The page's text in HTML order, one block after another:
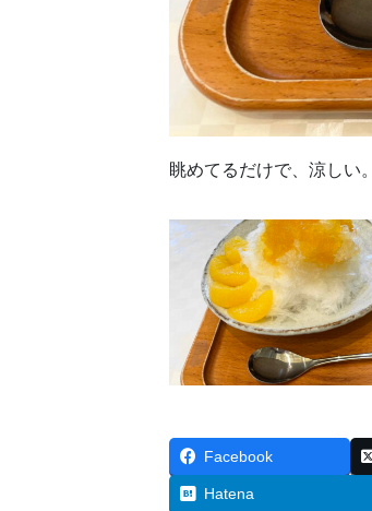
眺めてるだけで、涼しい
Facebook
Hatena